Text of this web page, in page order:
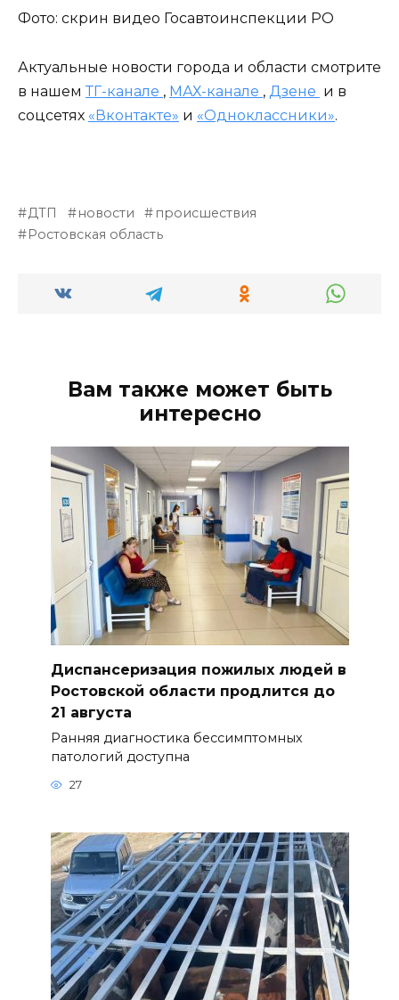
Фото: скрин видео Госавтоинспекции РО
Актуальные новости города и области смотрите
в нашем ТГ-канале , МАХ-канале , Дзене и в
соцсетях «Вконтакте» и «Одноклассники».
ДТП новости
происшествия
Ростовская область
Вам также может быть
интересно
Диспансеризация пожилых людей в
Ростовской области продлится до
21 августа
Ранняя диагностика бессимптомных
патологий доступна
27